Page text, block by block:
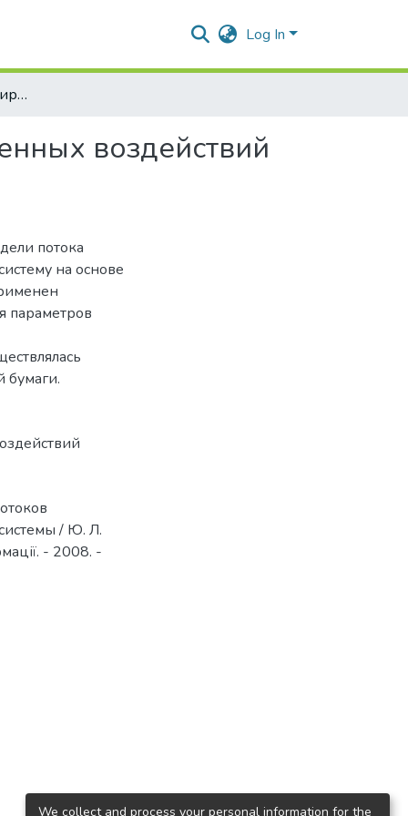
Log In
Имитационное моделирование потоков злонамеренных воздействий на информационные системы
воздействий
потока
на основе
параметров
бумаги.
/ Ю. Л.
- 2008. -
We collect and process your personal information for the